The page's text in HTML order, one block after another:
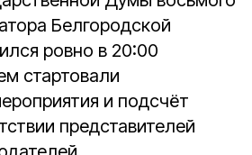
Белгородской
ровно в 20:00
стартовали
и подсчёт
представителей